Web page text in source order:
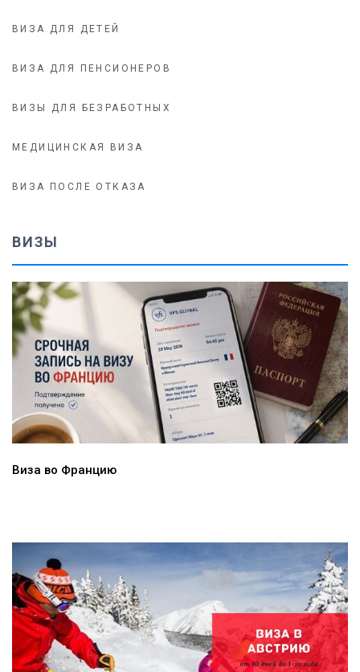
ВИЗА ДЛЯ ДЕТЕЙ
ВИЗА ДЛЯ ПЕНСИОНЕРОВ
ВИЗЫ ДЛЯ БЕЗРАБОТНЫХ
МЕДИЦИНСКАЯ ВИЗА
ВИЗА ПОСЛЕ ОТКАЗА
ВИЗЫ
Виза во Францию